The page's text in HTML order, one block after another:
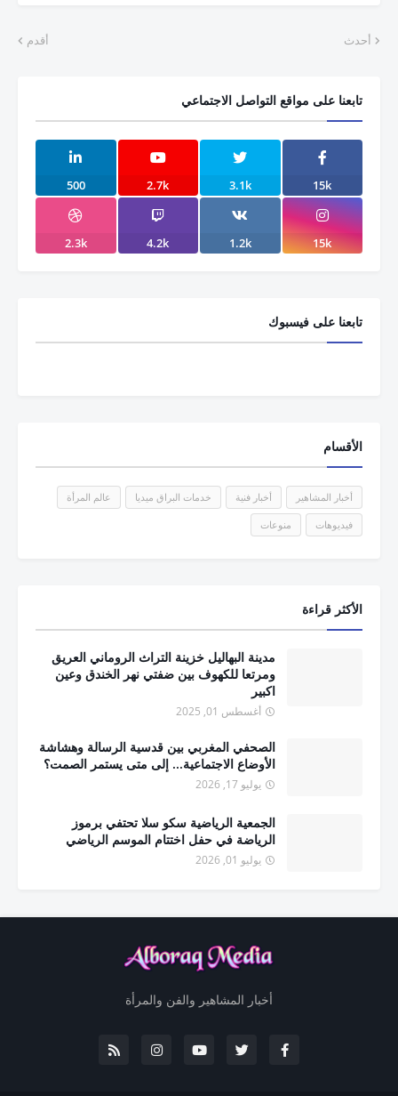
أحدث أقدم
تابعنا على مواقع التواصل الاجتماعي
15k
3.1k
2.7k
500
15k
1.2k
4.2k
2.3k
تابعنا على فيسبوك
الأقسام
أخبار المشاهير أخبار فنية خدمات البراق ميديا عالم المرأة
فيديوهات منوعات
الأكثر قراءة
مدينة البهاليل خزينة التراث الروماني العريق
ومرتعا للكهوف بين ضفتي نهر الخندق وعين
اكبير
أغسطس 01, 2025
الصحفي المغربي بين قدسية الرسالة وهشاشة
الأوضاع الاجتماعية... إلى متى يستمر الصمت؟
يوليو 17, 2026
الجمعية الرياضية سكو سلا تحتفي برموز
الرياضة في حفل اختتام الموسم الرياضي
يوليو 01, 2026
أخبار المشاهير والفن والمرأة